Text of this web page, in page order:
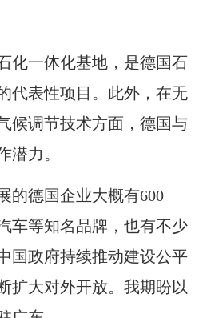
一体化基地，是德国石
代表性项目。此外，在无
候调节技术方面，德国与
潜力。
德国企业大概有600
车等知名品牌，也有不少
国政府持续推动建设公平
扩大对外开放。我期盼以